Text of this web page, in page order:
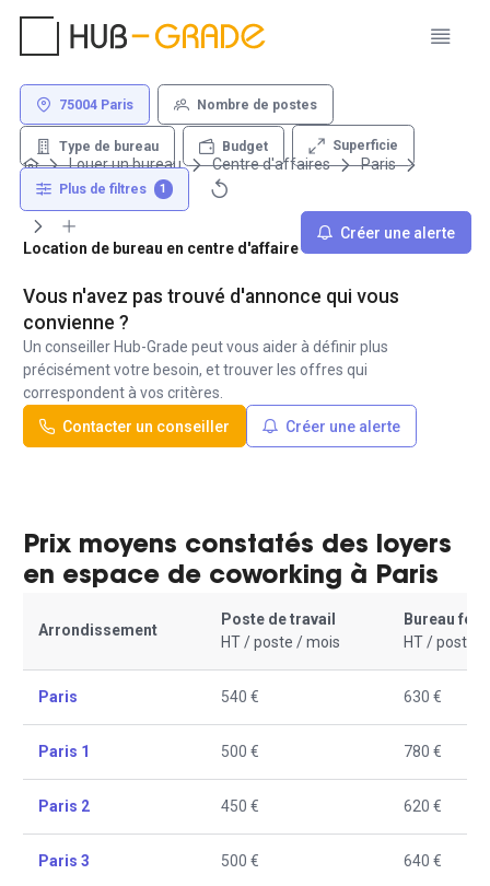
75004 Paris Nombre de postes
Type de bureau Budget Superficie
Plus de filtres 1
Créer une alerte
Louer un bureau Centre d'affaires
Paris
75004
Location de bureau en centre d'affaire - 75004 Paris
Vous n'avez pas trouvé d'annonce qui vous
convienne ?
Un conseiller Hub-Grade peut vous aider à définir plus
précisément votre besoin, et trouver les offres qui
correspondent à vos critères.
Contacter un conseiller
Créer une alerte
Prix moyens constatés des loyers
en espace de coworking à Paris
Arrondissement
Poste de travail
HT / poste / mois
Bureau
HT / poste /
Paris 540 € 630 €
Paris 1 500 € 780 €
Paris 2 450 € 620 €
Paris 3 500 € 640 €